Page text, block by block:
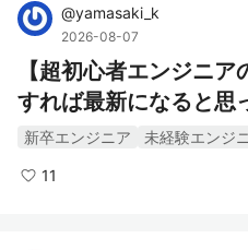
@yamasaki_k
2026-08-07
【超初心者エンジニ
すれば最新になると思
新卒エンジニア 未経験エンジ
11